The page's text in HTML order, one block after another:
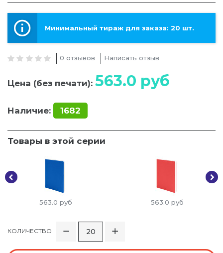
Минимальный тираж для заказа: 20 шт.
0 отзывов Написать отзыв
Цена (без печати): 563.0 руб
Наличие: 1682
Товары в этой серии
563.0 руб 563.0 руб
КОЛИЧЕСТВО